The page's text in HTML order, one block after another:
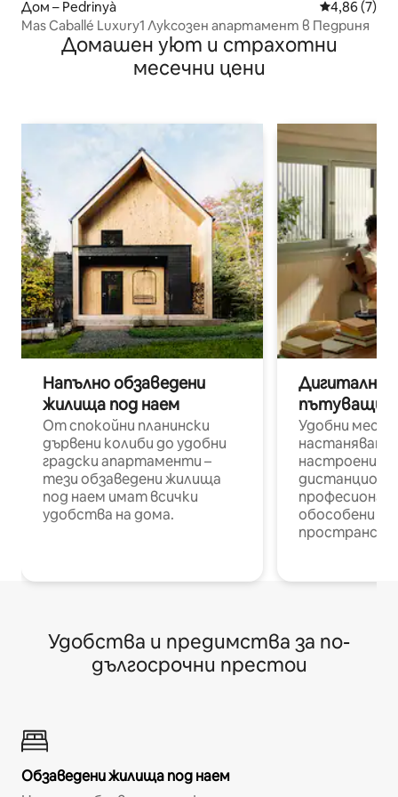
Дом – Pedrinyà Средна
4,86 (7)
Mas Caballé Luxury1 Луксозен апартамент в Педриня
Домашен уют и страхотни
месечни цени
Напълно обзаведени
жилища под наем
От спокойни планински
дървени колиби до удобни
градски апартаменти –
тези обзаведени жилища
под наем имат всички
удобства на дома.
Дигитални
пътуващи
Удобни
настаняване
настроени и
обособени
Удобства и предимства за по-
дългосрочни престои
Обзаведени жилища под наем